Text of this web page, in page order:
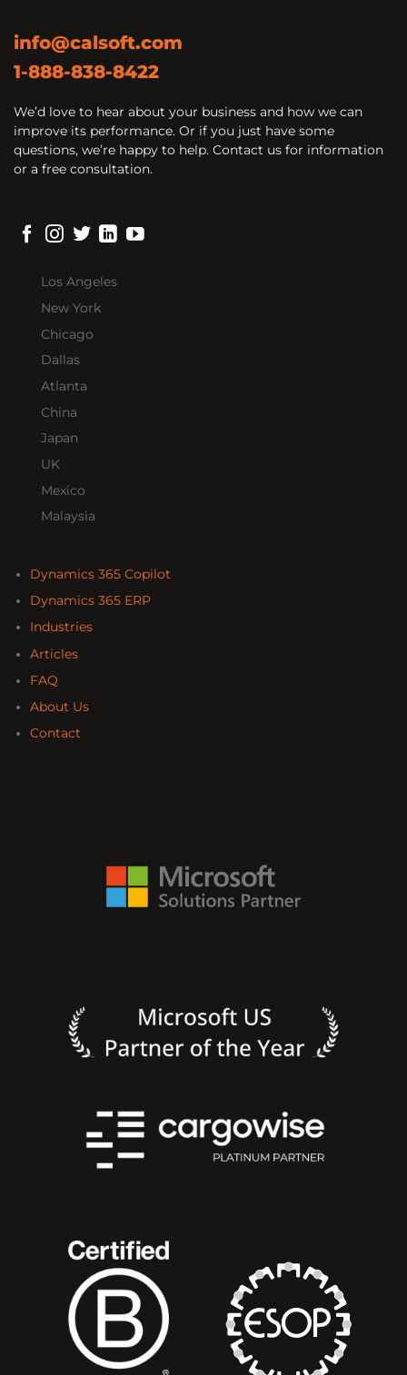
info@calsoft.com
1-888-838-8422
We’d love to hear about your business and how we can
improve its performance. Or if you just have some
questions, we’re happy to help. Contact us for information
or a free consultation.
Los Angeles
New York
Chicago
Dallas
Atlanta
China
Japan
UK
Mexico
Malaysia
Dynamics 365 Copilot
Dynamics 365 ERP
Industries
Articles
FAQ
About Us
Contact